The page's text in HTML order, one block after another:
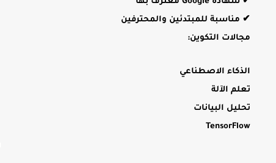
✔ مناسبة للمبتدئين والمحترفين
مجالات التكوين:
الذكاء الاصطناعي
تعلم الآلة
تحليل البيانات
TensorFlow